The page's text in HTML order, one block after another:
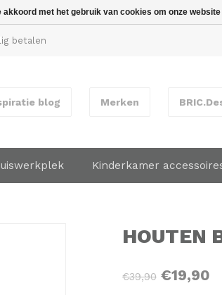
betalen
blog Merken
Kinderkamer
HOUTEN
€39,90€19,90
akkoord met het gebruik van cookies om onze